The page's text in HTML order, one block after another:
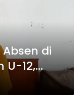
Absen di
U-12,